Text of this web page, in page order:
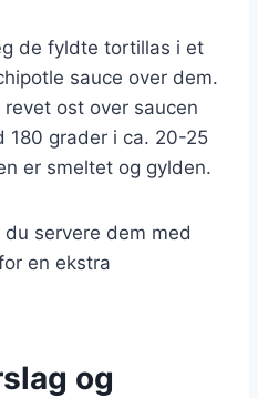
de fyldte tortillas i et
sauce over dem.
revet ost over saucen
180 grader i ca. 20-25
er smeltet og gylden.
servere dem med
en ekstra
og